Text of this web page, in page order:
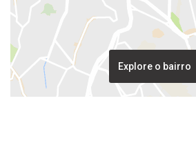
Explore o bairro